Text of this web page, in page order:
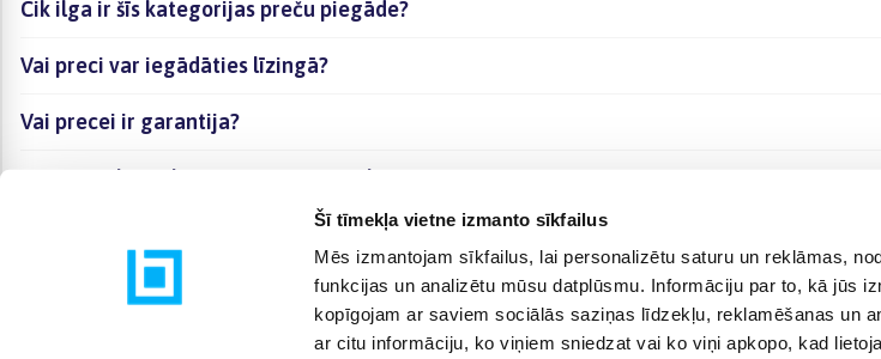
Šī tīmekļa vietne izmanto sīkfailus
Mēs izmantojam sīkfailus, lai personalizētu saturu un reklāmas,
funkcijas un analizētu mūsu datplūsmu. Informāciju par to, kā jūs
kopīgojam ar saviem sociālās saziņas līdzekļu, reklamēšanas un
ar citu informāciju, ko viņiem sniedzat vai ko viņi apkopo, kad
Cik ilga ir šīs kategorijas preču piegāde?
Vai preci var iegādāties līzingā?
Vai precei ir garantija?
Kā visērtāk izvēlēties sev piemērotāko preci?